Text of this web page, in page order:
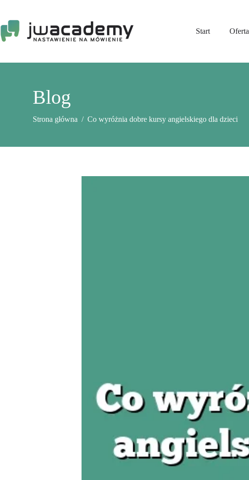
treści
Start
Oferta
Blog
Strona główna / Co wyróżnia dobre kursy angielskiego dla dzieci